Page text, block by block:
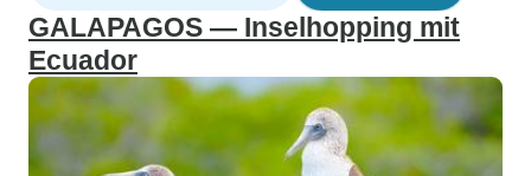
GALAPAGOS — Inselhopping mit
Ecuador